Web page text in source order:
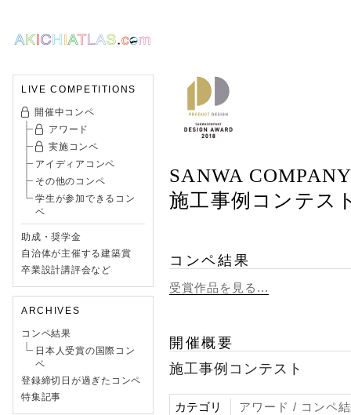
LIVE COMPETITIONS
開催中コンペ
アワード
実施コンペ
アイディアコンペ
その他のコンペ
学生が参加できるコン
ペ
助成・奨学金
自治体が主催する建築賞
卒業設計講評会など
ARCHIVES
コンペ結果
日本人受賞の国際コン
ペ
登録締切日が過ぎたコンペ
特集記事
SANWA
施工事例コンテス
コンペ結果
受賞作品を見る...
開催概要
施工事例コンテスト
カテゴリ
アワード / コンペ